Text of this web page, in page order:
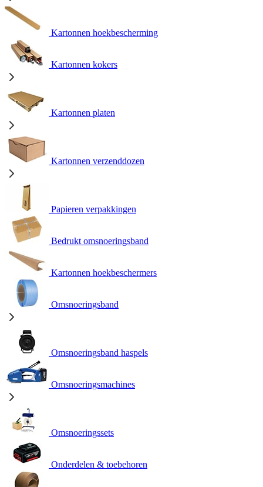
Kartonnen hoekbescherming
Kartonnen kokers
Kartonnen platen
Kartonnen verzenddozen
Papieren verpakkingen
Bedrukt omsnoeringsband
Kartonnen hoekbeschermers
Omsnoeringsband
Omsnoeringsband haspels
Omsnoeringsmachines
Omsnoeringssets
Onderdelen & toebehoren